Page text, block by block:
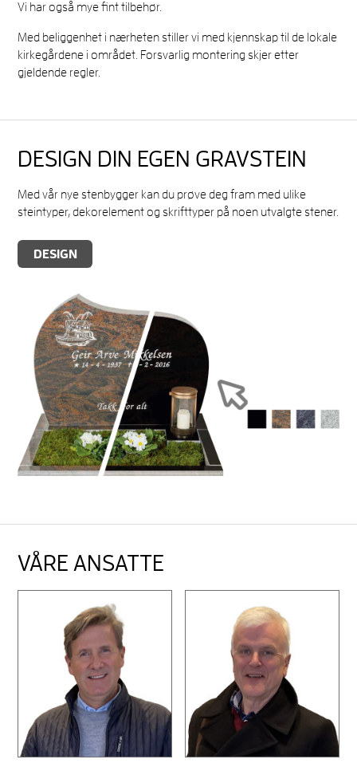
Vi har også mye fint tilbehør.
Med beliggenhet i nærheten stiller vi med kjennskap til de lokale
kirkegårdene i området. Forsvarlig montering skjer etter
gjeldende regler.
DESIGN DIN EGEN GRAVSTEIN
Med vår nye stenbygger kan du prøve deg fram med ulike
steintyper, dekorelement og skrifttyper på noen utvalgte stener.
DESIGN
VÅRE ANSATTE